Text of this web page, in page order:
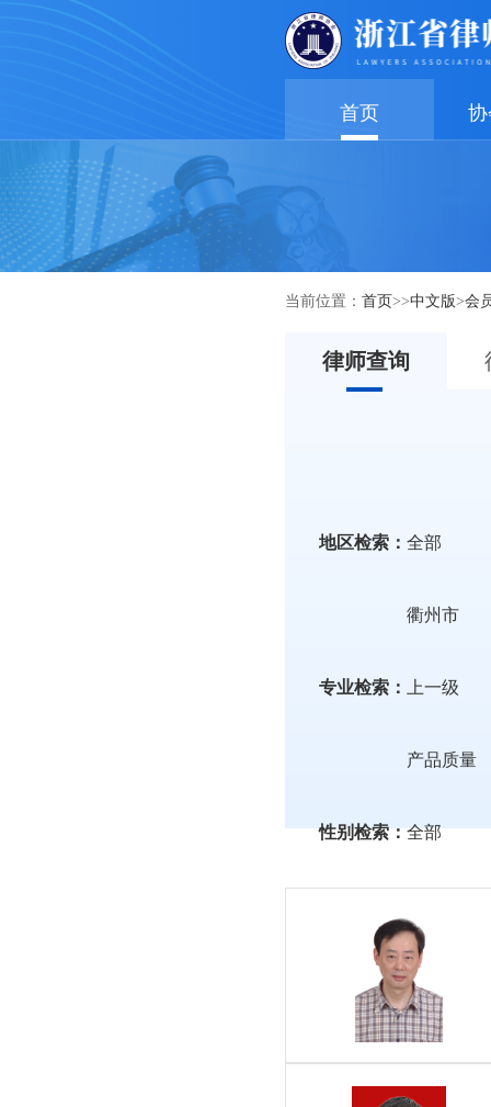
首页
当前位置： 首页>>中文版>会
律师查询
地区检索： 全部
衢州市
专业检索： 上一级
产品质量
性别检索：全部